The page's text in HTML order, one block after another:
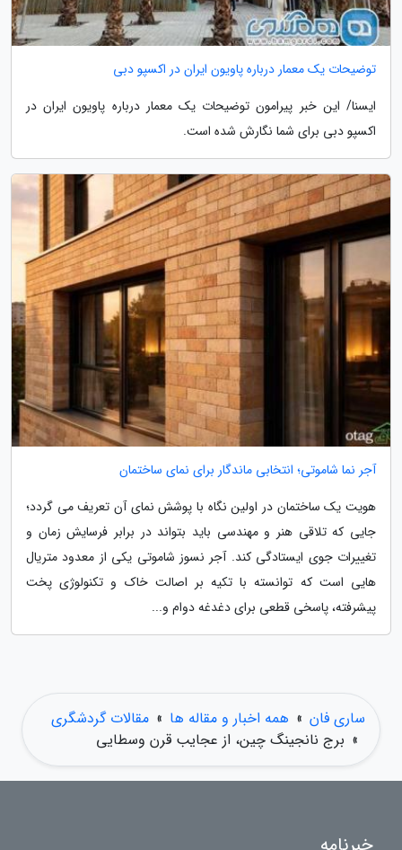
توضیحات یک معمار درباره پاویون ایران در اکسپو دبی
ایسنا/ این خبر پیرامون توضیحات یک معمار درباره پاویون ایران در
اکسپو دبی برای شما نگارش شده است.
آجر نما شاموتی؛ انتخابی ماندگار برای نمای ساختمان
هویت یک ساختمان در اولین نگاه با پوشش نمای آن تعریف می گردد؛
جایی که تلاقی هنر و مهندسی باید بتواند در برابر فرسایش زمان و
تغییرات جوی ایستادگی کند. آجر نسوز شاموتی یکی از معدود متریال
هایی است که توانسته با تکیه بر اصالت خاک و تکنولوژی پخت
پیشرفته، پاسخی قطعی برای دغدغه دوام و...
ساری فان » همه اخبار و مقاله ها » مقالات گردشگری
» برج نانجینگ چین، از عجایب قرن وسطایی